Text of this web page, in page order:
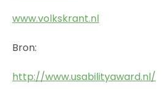
www.volkskrant.nl
Bron:
http://www.usabilityaward.nl/